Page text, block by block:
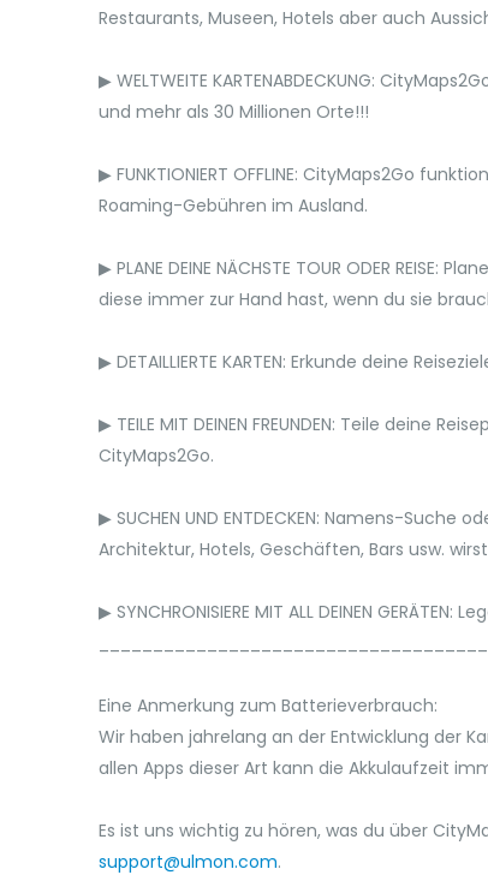
Restaurants, Museen, Hotels aber auch
▶ WELTWEITE KARTENABDECKUNG:
und mehr als 30 Millionen Orte!!!
▶ FUNKTIONIERT OFFLINE: CityMaps2Go
Roaming-Gebühren im Ausland.
▶ PLANE DEINE NÄCHSTE TOUR ODER
diese immer zur Hand hast, wenn du sie
▶ DETAILLIERTE KARTEN: Erkunde deine
▶ TEILE MIT DEINEN FREUNDEN: Teile
CityMaps2Go.
▶ SUCHEN UND ENTDECKEN: Namens-
Architektur, Hotels, Geschäften, Bars usw.
▶ SYNCHRONISIERE MIT ALL DEINEN
Eine Anmerkung zum Batterieverbrauch:
Wir haben jahrelang an der Entwicklung der
allen Apps dieser Art kann die Akkulaufzeit
Es ist uns wichtig zu hören, was du über
support@ulmon.com.